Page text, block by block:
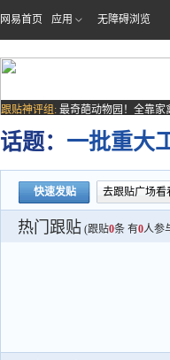
网易首页 应用 无障碍浏览
跟贴神评组: 最奇葩动物园！全靠家
场子
话题： 一批重大
快速发贴 去跟贴广场看
热门跟贴 (跟贴0条 有0人参